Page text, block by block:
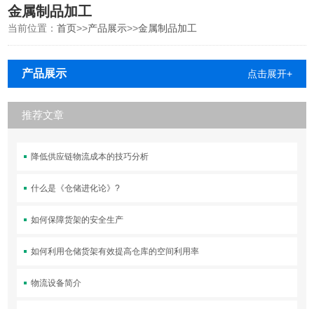
金属制品加工
当前位置：首页>>产品展示>>金属制品加工
产品展示 点击展开+
推荐文章
降低供应链物流成本的技巧分析
什么是《仓储进化论》?
如何保障货架的安全生产
如何利用仓储货架有效提高仓库的空间利用率
物流设备简介